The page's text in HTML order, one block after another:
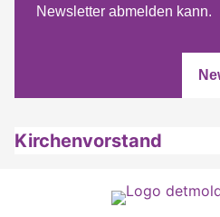
Newsletter abmelden kann.
Kirchenvorstand